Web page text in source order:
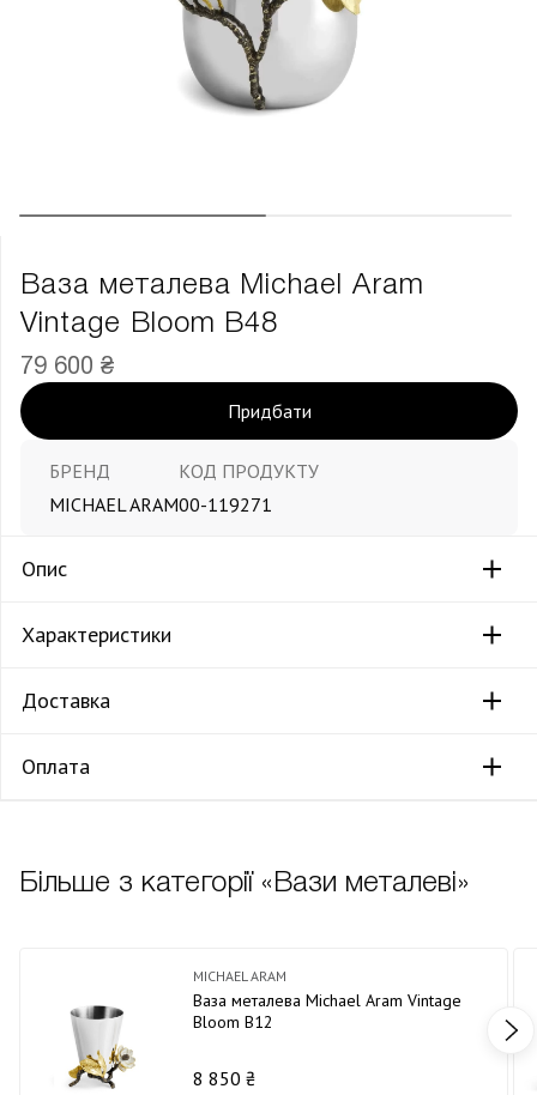
Ваза металева Michael Aram
Vintage Bloom В48
79 600 ₴
Придбати
БРЕНД
MICHAEL ARAM
КОД ПРОДУКТУ
00-119271
Опис
Характеристики
Доставка
Оплата
Більше з категорії «Вази металеві»
MICHAEL ARAM
Ваза металева Michael Aram Vintage
Bloom В12
8 850 ₴